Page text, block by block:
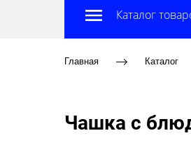
Каталог
Главная Каталог
Чашка с